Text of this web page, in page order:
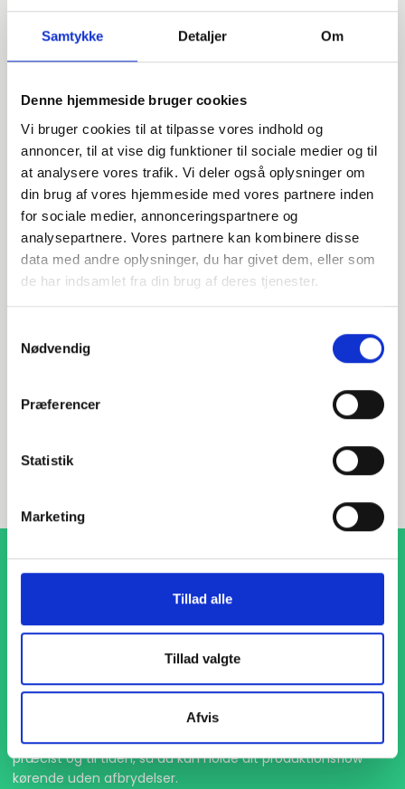
Samtykke Detaljer Om
Denne hjemmeside bruger cookies
Vi bruger cookies til at tilpasse vores indhold og
annoncer, til at vise dig funktioner til sociale medier og til
at analysere vores trafik. Vi deler også oplysninger om
din brug af vores hjemmeside med vores partnere inden
for sociale medier, annonceringspartnere og
analysepartnere. Vores partnere kan kombinere disse
data med andre oplysninger, du har givet dem, eller som
de har indsamlet fra din brug af deres tjenester.
Nødvendig
Præferencer
Statistik
Marketing
Tillad alle
Tillad valgte
Afvis
Har du spørgsmål?
Vi står klar til at hjælpe med spørgsmål om produkter,
og sparring.
1-4 dages levering
Med hurtig levering på kun 1-4 dage sikrer vi, at dine
projekter aldrig bliver forsinket. Vi står klar til at levere
præcist og til tiden, så du kan holde dit produktionsflow
kørende uden afbrydelser.